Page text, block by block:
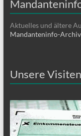
Aktuelles und ältere
Mandanteninfo-
Unsere